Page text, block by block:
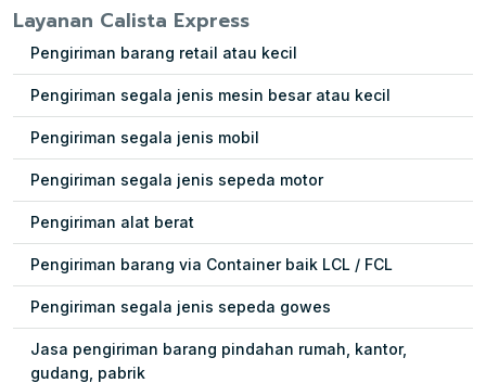
Layanan Calista Express
Pengiriman barang retail atau kecil
Pengiriman segala jenis mesin besar atau kecil
Pengiriman segala jenis mobil
Pengiriman segala jenis sepeda motor
Pengiriman alat berat
Pengiriman barang via Container baik LCL / FCL
Pengiriman segala jenis sepeda gowes
Jasa pengiriman barang pindahan rumah, kantor,
gudang, pabrik